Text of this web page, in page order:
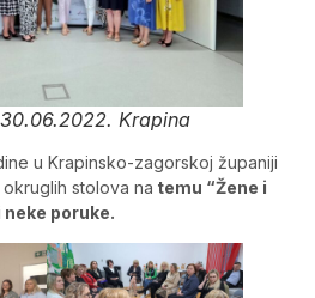
Krapina
u Krapinsko-zagorskoj županiji
stolova na temu “Žene i
poruke.